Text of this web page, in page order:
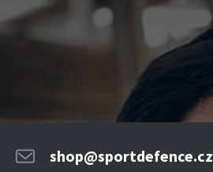
shop@sportdefence.cz